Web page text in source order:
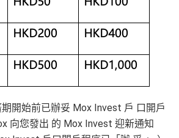
內存入HK
信用卡，再
派出）
00 (放60日)，送額外1
1,000 「亞洲萬里通」
里數（由Mox派出）
mox-apply/
開始前已辦妥 Mox Invest 戶 口開戶
向您發出 的 Mox Invest 迎新通知